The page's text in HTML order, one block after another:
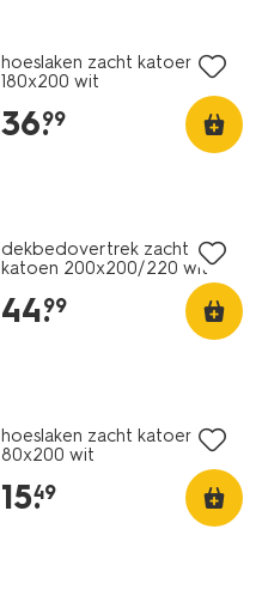
hoeslaken zacht katoen
180x200 wit
36.
99
dekbedovertrek zacht
katoen 200x200/220 wit
44.
99
hoeslaken zacht katoen
80x200 wit
15.
49